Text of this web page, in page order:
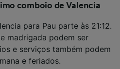
comboio de Valencia
para Pau parte às 21:12.
madrigada podem ser
e serviços também podem
e feriados.